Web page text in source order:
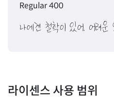
Regular 400
나에겐 철학이 있어. 어려
라이센스 사용 범위